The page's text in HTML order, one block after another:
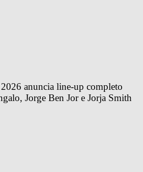
anuncia line-up completo
Jorge Ben Jor e Jorja Smith